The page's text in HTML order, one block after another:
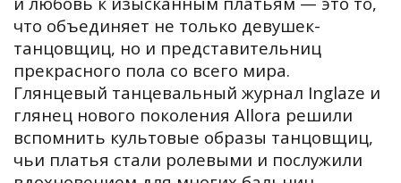
что объединяет не только девушек-
танцовщиц, но и представительниц
прекрасного пола со всего мира.
Глянцевый танцевальный журнал Inglaze и
глянец нового поколения Allora решили
вспомнить культовые образы танцовщиц,
чьи платья стали ролевыми и послужили